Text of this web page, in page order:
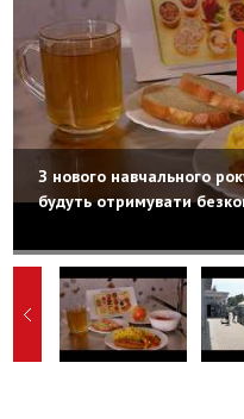
З нового навчального
будуть отримувати